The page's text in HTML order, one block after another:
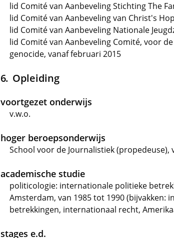
lid Comité van Aanbeveling Stichting The
lid Comité van Aanbeveling van Christ's
lid Comité van Aanbeveling Nationale
lid Comité van Aanbeveling Comité, voor
genocide, vanaf februari 2015
Opleiding
voortgezet onderwijs
v.w.o.
hoger beroepsonderwijs
School voor de Journalistiek (propedeuse),
academische studie
politicologie: internationale politieke
Amsterdam, van 1985 tot 1990 (bijvakken:
betrekkingen, internationaal recht,
stages e.d.